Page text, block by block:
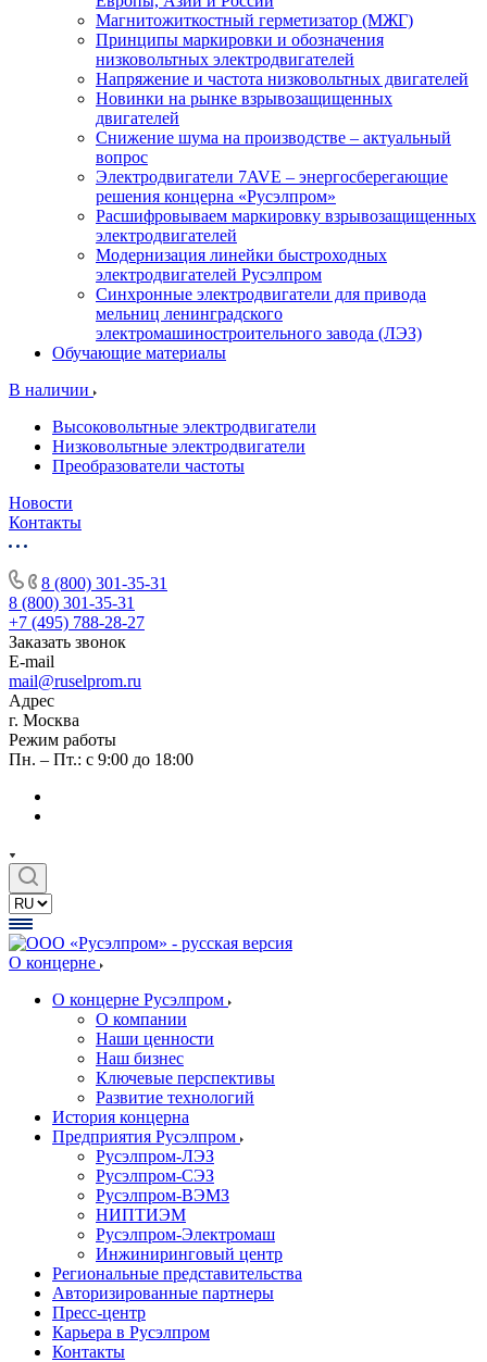
Магнитожиткостный герметизатор (МЖГ)
Принципы маркировки и обозначения
низковольтных электродвигателей
Напряжение и частота низковольтных двигателей
Новинки на рынке взрывозащищенных
двигателей
Снижение шума на производстве – актуальный
вопрос
Электродвигатели 7AVE – энергосберегающие
решения концерна «Русэлпром»
Расшифровываем маркировку взрывозащищенных
электродвигателей
Модернизация линейки быстроходных
электродвигателей Русэлпром
Синхронные электродвигатели для привода
мельниц ленинградского
электромашиностроительного завода (ЛЭЗ)
Обучающие материалы
В наличии
Высоковольтные электродвигатели
Низковольтные электродвигатели
Преобразователи частоты
Новости
Контакты
8 (800) 301-35-31
8 (800) 301-35-31
+7 (495) 788-28-27
Заказать звонок
E-mail
mail@ruselprom.ru
Адрес
г. Москва
Режим работы
Пн. – Пт.: с 9:00 до 18:00
О концерне
О концерне Русэлпром
О компании
Наши ценности
Наш бизнес
Ключевые перспективы
Развитие технологий
История концерна
Предприятия Русэлпром
Русэлпром-ЛЭЗ
Русэлпром-СЭЗ
Русэлпром-ВЭМЗ
НИПТИЭМ
Русэлпром-Электромаш
Инжиниринговый центр
Региональные представительства
Авторизированные партнеры
Пресс-центр
Карьера в Русэлпром
Контакты